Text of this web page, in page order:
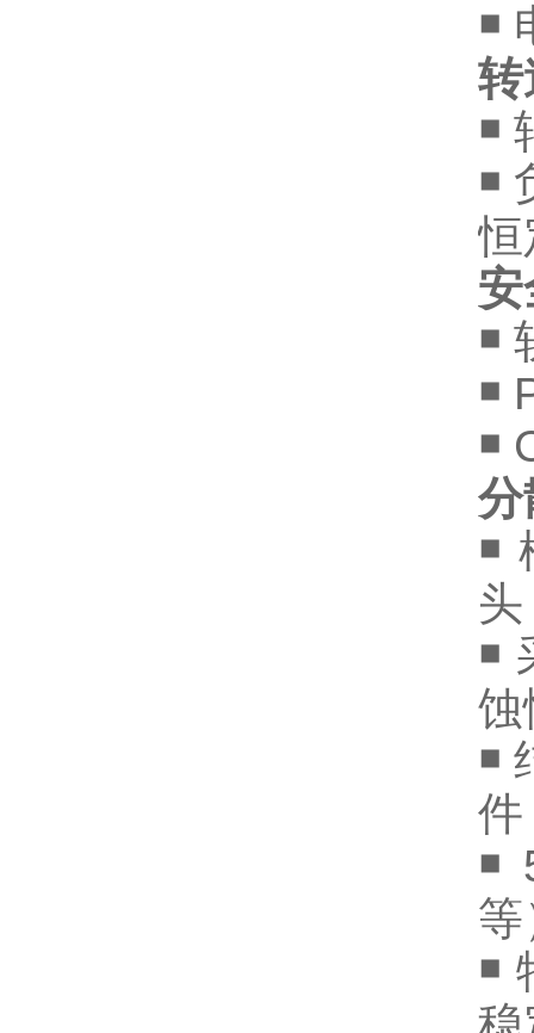
￭
转
￭
￭
恒
安
￭
￭
￭
￭
￭
蚀
￭
件
￭
￭